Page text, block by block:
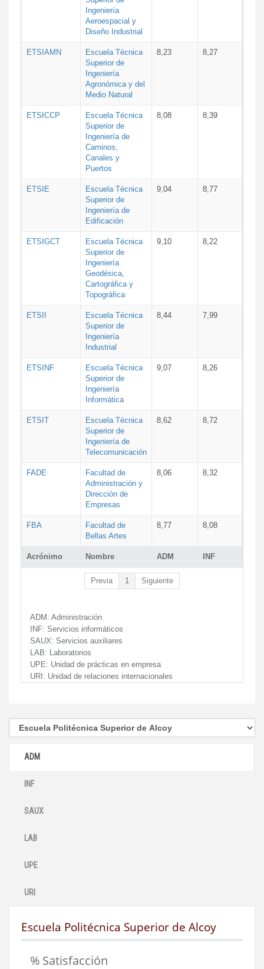
Acrónimo Nombre ADM INF
Ingeniería
Aeroespacial y
Diseño Industrial
ETSIAMN
Escuela Técnica
Superior de
Ingeniería
Agronómica y del
Medio Natural
8,23 8,27
ETSICCP
Escuela Técnica
Superior de
Ingeniería de
Caminos,
Canales y
Puertos
8,08 8,39
ETSIE
Escuela Técnica
Superior de
Ingeniería de
Edificación
9,04 8,77
ETSIGCT
Escuela Técnica
Superior de
Ingeniería
Geodésica,
Cartográfica y
Topográfica
9,10 8,22
ETSII
Escuela Técnica
Superior de
Ingeniería
Industrial
8,44 7,99
ETSINF
Escuela Técnica
Superior de
Ingeniería
Informática
9,07 8,26
ETSIT
Escuela Técnica
Superior de
Ingeniería de
Telecomunicación
8,62 8,72
FADE
Facultad de
Administración y
Dirección de
Empresas
8,06 8,32
FBA
Facultad de
Bellas Artes
8,77 8,08
Previa 1 Siguiente
ADM: Administración
INF: Servicios informáticos
SAUX: Servicios auxiliares
LAB: Laboratorios
UPE: Unidad de prácticas en empresa
URI: Unidad de relaciones internacionales
ADM
INF
SAUX
LAB
UPE
URI
Escuela Politécnica Superior de Alcoy
% Satisfacción